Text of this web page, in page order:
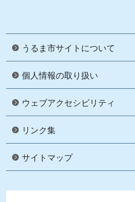
うるま市サイトについて
個人情報の取り扱い
ウェブアクセシビリティ
リンク集
サイトマップ